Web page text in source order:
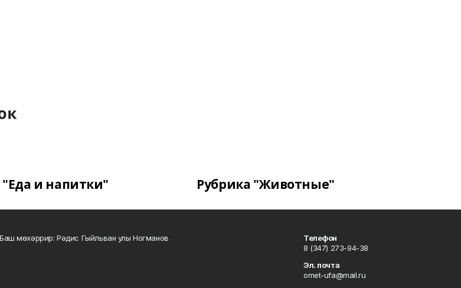
"Еда и напитки" Рубрика "Животные"
Баш мөхәррир: Рәдис Гыйльван улы Ногманов
Телефон
8 (347) 273-94-38
Эл. почта
omet-ufa@mail.ru